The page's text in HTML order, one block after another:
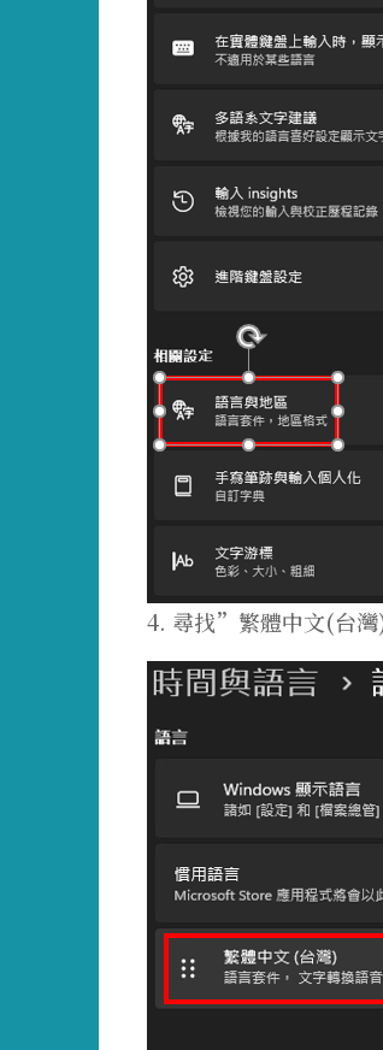
4. 尋找”繁體中文(台